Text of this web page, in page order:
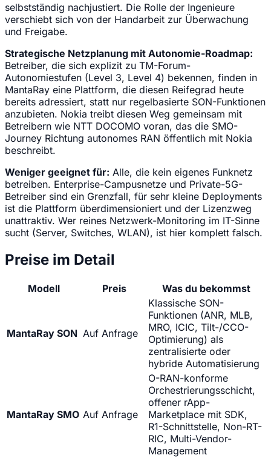
selbstständig nachjustiert. Die Rolle der Ingenieure
verschiebt sich von der Handarbeit zur Überwachung
und Freigabe.
Strategische Netzplanung mit Autonomie-Roadmap:
Betreiber, die sich explizit zu TM-Forum-
Autonomiestufen (Level 3, Level 4) bekennen, finden in
MantaRay eine Plattform, die diesen Reifegrad heute
bereits adressiert, statt nur regelbasierte SON-Funktionen
anzubieten. Nokia treibt diesen Weg gemeinsam mit
Betreibern wie NTT DOCOMO voran, das die SMO-
Journey Richtung autonomes RAN öffentlich mit Nokia
beschreibt.
Weniger geeignet für: Alle, die kein eigenes Funknetz
betreiben. Enterprise-Campusnetze und Private-5G-
Betreiber sind ein Grenzfall, für sehr kleine Deployments
ist die Plattform überdimensioniert und der Lizenzweg
unattraktiv. Wer reines Netzwerk-Monitoring im IT-Sinne
sucht (Server, Switches, WLAN), ist hier komplett falsch.
Preise im Detail
Modell Preis Was du bekommst
MantaRay SON Auf Anfrage
Klassische SON-
Funktionen (ANR, MLB,
MRO, ICIC, Tilt-/CCO-
Optimierung) als
zentralisierte oder
hybride Automatisierung
MantaRay SMO Auf Anfrage
O-RAN-konforme
Orchestrierungsschicht,
offener rApp-
Marketplace mit SDK,
R1-Schnittstelle, Non-RT-
RIC, Multi-Vendor-
Management